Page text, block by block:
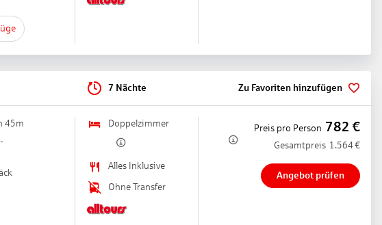
7 Nächte Zu Favoriten hinzufügen
45m
Doppelzimmer
Alles Inklusive
Ohne Transfer
Preis pro Person 782 €
Gesamtpreis 1.564 €
Angebot prüfen